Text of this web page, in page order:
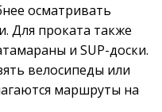
осматривать
Для проката также
и SUP-доски.
велосипеды или
маршруты на